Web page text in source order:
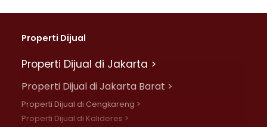
Properti Dijual
Properti Dijual di Jakarta >
Properti Dijual di Jakarta Barat >
Properti Dijual di Cengkareng >
Properti Dijual di Kalideres >